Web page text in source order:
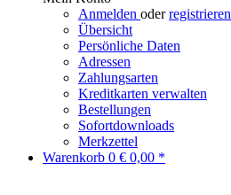
Anmelden oderregistrieren
Übersicht
Persönliche Daten
Adressen
Zahlungsarten
Kreditkarten verwalten
Bestellungen
Sofortdownloads
Merkzettel
Warenkorb 0 € 0,00 *